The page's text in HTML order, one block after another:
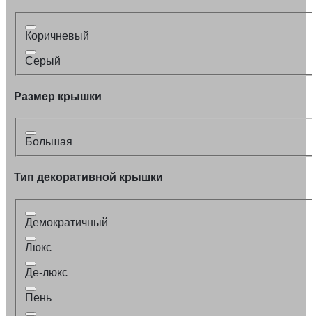
Коричневый
Серый
Размер крышки
Большая
Тип декоративной крышки
Демократичный
Люкс
Де-люкс
Пень